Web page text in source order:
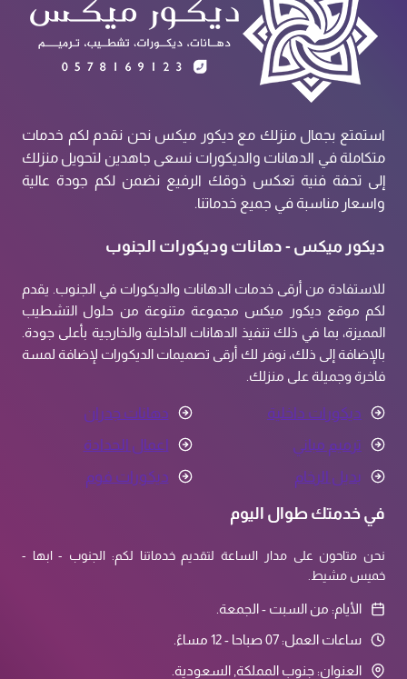
استمتع بجمال منزلك مع ديكور ميكس نحن نقدم لكم خدمات
متكاملة في الدهانات والديكورات نسعى جاهدين لتحويل منزلك
إلى تحفة فنية تعكس ذوقك الرفيع نضمن لكم جودة عالية
واسعار مناسبة في جميع خدماتنا.
ديكور ميكس - دهانات وديكورات الجنوب
للاستفادة من أرقى خدمات الدهانات والديكورات في الجنوب. يقدم
لكم موقع ديكور ميكس مجموعة متنوعة من حلول التشطيب
المميزة، بما في ذلك تنفيذ الدهانات الداخلية والخارجية بأعلى جودة.
بالإضافة إلى ذلك، نوفر لك أرقى تصميمات الديكورات لإضافة لمسة
فاخرة وجميلة على منزلك.
ديكورات داخلية
دهانات جدران
ترميم مباني
اعمال الحدادة
بديل الرخام
ديكورات فوم
في خدمتك طوال اليوم
نحن متاحون على مدار الساعة لتقديم خدماتنا لكم: الجنوب - ابها -
خميس مشيط.
الأيام: من السبت - الجمعة.
ساعات العمل: 07 صباحا - 12 مساءً.
العنوان: جنوب المملكة, السعودية.